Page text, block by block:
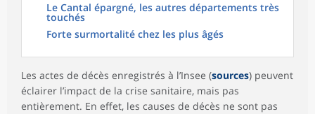
Le Cantal épargné, les autres départements très
touchés
Forte surmortalité chez les plus âgés
Les actes de décès enregistrés à l’Insee (sources) peuvent
éclairer l’impact de la crise sanitaire, mais pas
entièrement. En effet, les causes de décès ne sont pas